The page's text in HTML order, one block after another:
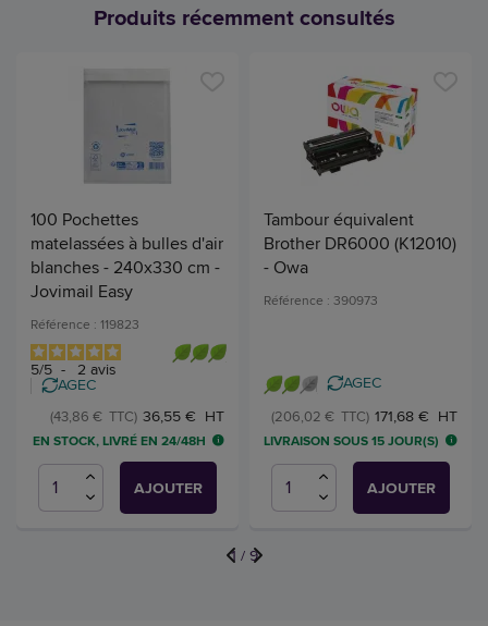
Produits récemment consultés
100 Pochettes
matelassées à bulles d'air
blanches - 240x330 cm -
Jovimail Easy
Référence : 119823
5/5 - 2 avis
AGEC
36,55 € HT
(43,86 € TTC)
EN STOCK, LIVRÉ EN 24/48H
AJOUTER
Tambour équivalent
Brother DR6000 (K12010)
- Owa
Référence : 390973
AGEC
171,68 € HT
(206,02 € TTC)
LIVRAISON SOUS 15 JOUR(S)
AJOUTER
1 / 9